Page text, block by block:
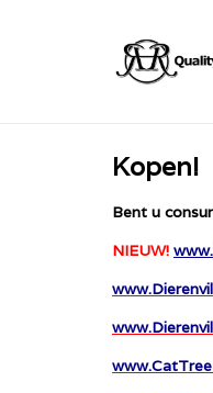
Kopen!
Bent u
NIEUW!